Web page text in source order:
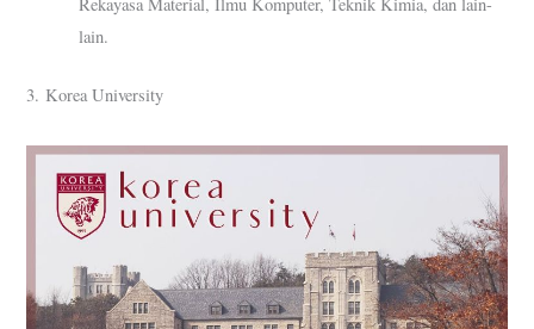
lain.
3. Korea University